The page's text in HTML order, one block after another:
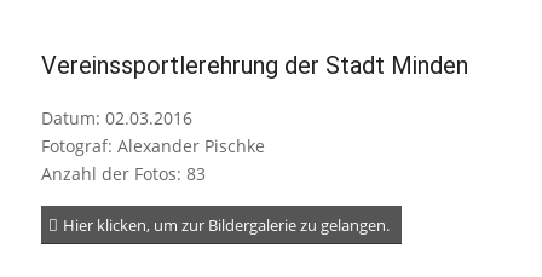
Vereinssportlerehrung der Stadt Minden
Datum: 02.03.2016
Fotograf: Alexander Pischke
Anzahl der Fotos: 83
Hier klicken, um zur Bildergalerie zu gelangen.